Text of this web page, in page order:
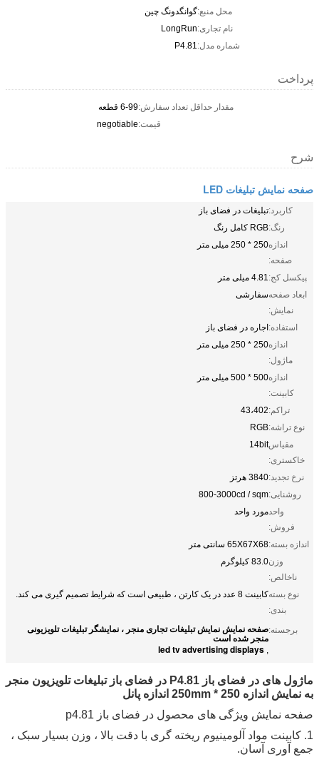
محل منبع:گوانگدونگ چین
نام تجاری:LongRun
شماره مدل:P4.81
پرداخت
مقدار حداقل تعداد سفارش:6-99 قطعه
قیمت:negotiable
شرح
صفحه نمایش تبلیغات LED
کاربرد:تبلیغات در فضای باز
رنگ:RGB کامل رنگ
اندازه
صفحه:
250 * 250 میلی متر
پیکسل کج:4.81 میلی متر
ابعاد صفحه
نمایش:
سفارشی
استفاده:اجاره در فضای باز
اندازه
ماژول:
250 * 250 میلی متر
اندازه
کابینت:
500 * 500 میلی متر
تراکم:43،402
نوع تراشه:RGB
مقیاس
خاکستری:
14bit
نرخ تجدید:3840 هرتز
روشنایی:800-3000cd / sqm
واحد
فروش:
مورد واحد
اندازه بسته:65X67X68 سانتی متر
وزن
ناخالص:
83.0 کیلوگرم
نوع بسته
بندی:
کابینت 8 عدد در یک کارتن ، طبیعی است که شرایط تصمیم گیری می کند.
برجسته:صفحه نمایش نمایش تبلیغات تجاری منجر ، نمایشگر تبلیغات تلویزیونی
منجر شده است
,
led tv advertising displays
ماژول های در فضای باز P4.81 در فضای باز تبلیغات تلویزیون منجر
به نمایش اندازه 250 * 250mm اندازه پانل
صفحه نمایش ویژگی های محصول در فضای باز p4.81
1. کابینت مواد آلومینیوم ریخته گری با دقت بالا ، وزن بسیار سبک ،
جمع آوری آسان.